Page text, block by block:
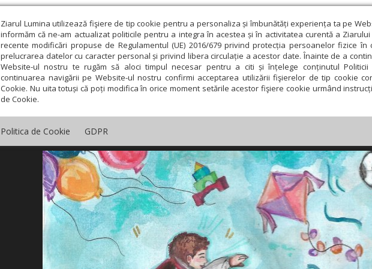
Ziarul Lumina utilizează fişiere de tip cookie pentru a personaliza și îmbunătăți experiența ta pe
informăm că ne-am actualizat politicile pentru a integra în acestea și în activitatea curentă a Ziarului
recente modificări propuse de Regulamentul (UE) 2016/679 privind protecția persoanelor fizice în
prelucrarea datelor cu caracter personal și privind libera circulație a acestor date. Înainte de a
Website-ul nostru te rugăm să aloci timpul necesar pentru a citi și înțelege conținutul Politicii
continuarea navigării pe Website-ul nostru confirmi acceptarea utilizării fişierelor de tip cookie
Cookie. Nu uita totuși că poți modifica în orice moment setările acestor fişiere cookie urmând
de Cookie.
Politica de Cookie GDPR